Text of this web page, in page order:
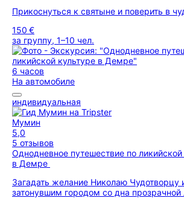
Прикоснуться к святыне и поверить в
150 €
за группу, 1–10 чел.
6 часов
На автомобиле
индивидуальная
Мумин
5,0
5 отзывов
Однодневное путешествие по ликийской
в Демре
Загадать желание Николаю Чудотворцу
затонувшим городом со дна прозрачной